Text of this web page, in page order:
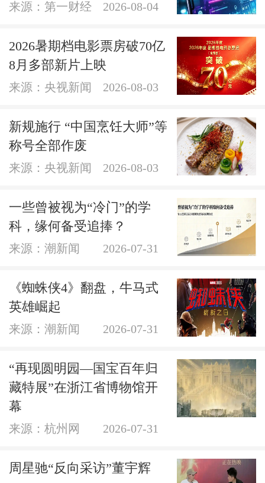
来源：第一财经 2026-08-04
2026暑期档电影票房破70亿
8月多部新片上映
来源：央视新闻 2026-08-03
新规施行 “中国烹饪大师”等
称号全部作废
来源：央视新闻 2026-08-03
一些曾被视为“冷门”的学
科，缘何备受追捧？
来源：潮新闻 2026-07-31
《蜘蛛侠4》翻盘，牛马式
英雄崛起
来源：潮新闻 2026-07-31
“再现圆明园—国宝百年归
藏特展”在浙江省博物馆开
幕
来源：杭州网 2026-07-31
周星驰“反向采访”董宇辉